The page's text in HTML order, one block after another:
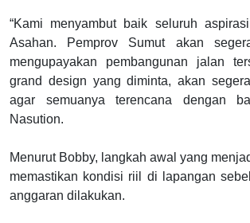
“Kami menyambut baik seluruh
Asahan. Pemprov Sumut akan
mengupayakan pembangunan jalan
grand design yang diminta, akan
agar semuanya terencana dengan
Nasution.
Menurut Bobby, langkah awal yang
memastikan kondisi riil di lapangan
anggaran dilakukan.